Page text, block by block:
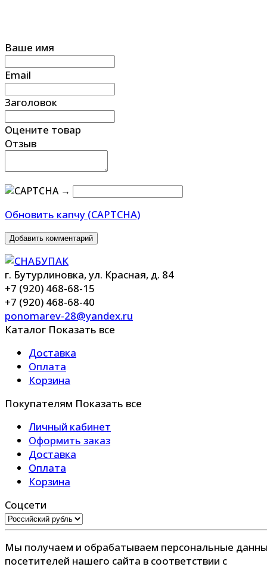
Ваше имя
Email
Заголовок
Оцените товар
Отзыв
→
Обновить капчу (CAPTCHA)
Добавить комментарий
г. Бутурлиновка, ул. Красная, д. 84
+7 (920) 468-68-15
+7 (920) 468-68-40
ponomarev-28@yandex.ru
Каталог Показать все
Доставка
Оплата
Корзина
Покупателям Показать все
Личный кабинет
Оформить заказ
Доставка
Оплата
Корзина
Соцсети
Мы получаем и обрабатываем персональные
посетителей нашего сайта в соответствии с